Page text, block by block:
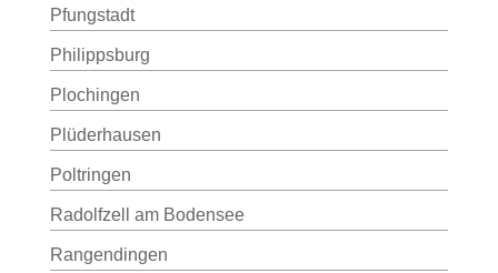
Pfungstadt
Philippsburg
Plochingen
Plüderhausen
Poltringen
Radolfzell am Bodensee
Rangendingen